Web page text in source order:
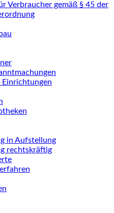
Verbraucher gemäß § 45 der
Einrichtungen
in Aufstellung
rechtskräftig